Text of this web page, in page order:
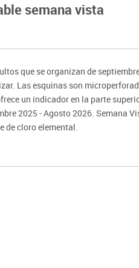
interactivos
semana vista
que se organizan de
Las esquinas son
un indicador en la parte
2025 - Agosto 2026. Semana
de cloro elemental.